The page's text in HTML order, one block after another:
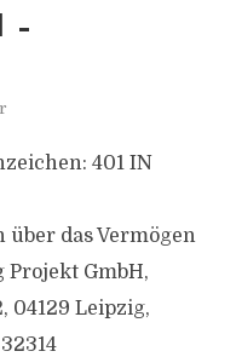
–
401 IN
das Vermögen
Projekt GmbH,
04129 Leipzig,